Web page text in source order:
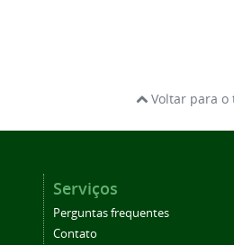
Voltar para o
Serviços
Perguntas frequentes
Contato